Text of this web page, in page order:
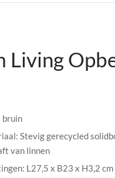
Living
bruin
Stevig gerecycled
van linnen
L27,5 x B23 x H3,2 cm